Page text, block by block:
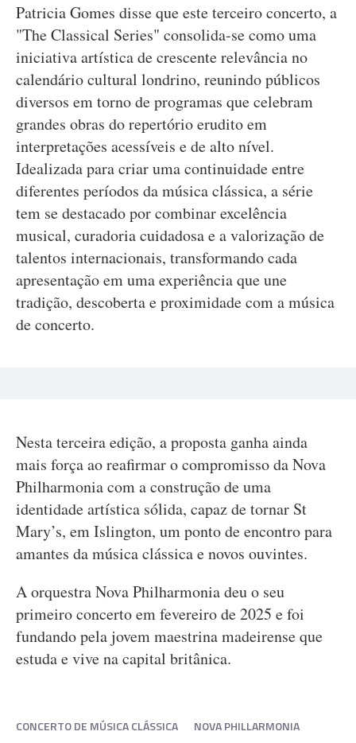
Patricia Gomes disse que este terceiro concerto, a
"The Classical Series" consolida-se como uma
iniciativa artística de crescente relevância no
calendário cultural londrino, reunindo públicos
diversos em torno de programas que celebram
grandes obras do repertório erudito em
interpretações acessíveis e de alto nível.
Idealizada para criar uma continuidade entre
diferentes períodos da música clássica, a série
tem se destacado por combinar excelência
musical, curadoria cuidadosa e a valorização de
talentos internacionais, transformando cada
apresentação em uma experiência que une
tradição, descoberta e proximidade com a música
de concerto.
Nesta terceira edição, a proposta ganha ainda
mais força ao reafirmar o compromisso da Nova
Philharmonia com a construção de uma
identidade artística sólida, capaz de tornar St
Mary’s, em Islington, um ponto de encontro para
amantes da música clássica e novos ouvintes.
A orquestra Nova Philharmonia deu o seu
primeiro concerto em fevereiro de 2025 e foi
fundando pela jovem maestrina madeirense que
estuda e vive na capital britânica.
CONCERTO DE MÚSICA CLÁSSICA
NOVA PHILLARMONIA